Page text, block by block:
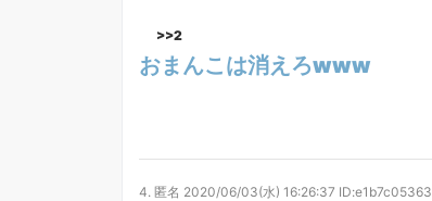
>>2
おまんこは消えろwww
4. 匿名 2020/06/03(水) 16:26:37 ID:e1b7c05363